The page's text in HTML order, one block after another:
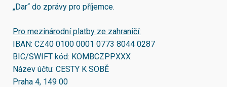
„Dar“ do zprávy pro příjemce.
Pro mezinárodní platby ze zahraničí:
IBAN: CZ40 0100 0001 0773 8044 0287
BIC/SWIFT kód: KOMBCZPPXXX
Název účtu: CESTY K SOBĚ
Praha 4, 149 00